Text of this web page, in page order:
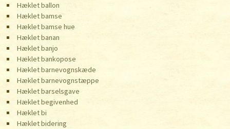
Hæklet ballon
Hæklet bamse
Hæklet bamse hue
Hæklet banan
Hæklet banjo
Hæklet bankopose
Hæklet barnevognskæde
Hæklet barnevognstæppe
Hæklet barselsgave
Hæklet begivenhed
Hæklet bi
Hæklet bidering